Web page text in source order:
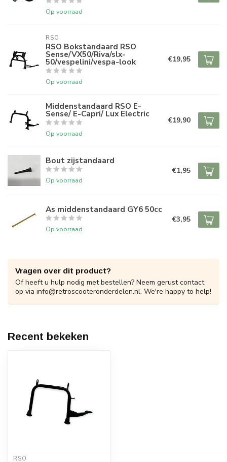
Op voorraad
RSO
RSO Bokstandaard RSO
Sense/VX50/Riva/slx-
50/vespelini/vespa-look
Op voorraad
€19,95
Middenstandaard RSO E-
Sense/ E-Capri/ Lux Electric
Op voorraad
€19,90
Bout zijstandaard
Op voorraad
€1,95
As middenstandaard GY6 50cc
Op voorraad
€3,95
Vragen over dit product?
Of heeft u hulp nodig met bestellen? Neem gerust contact
op via info@retroscooteronderdelen.nl. We're happy to help!
Recent bekeken
RSO